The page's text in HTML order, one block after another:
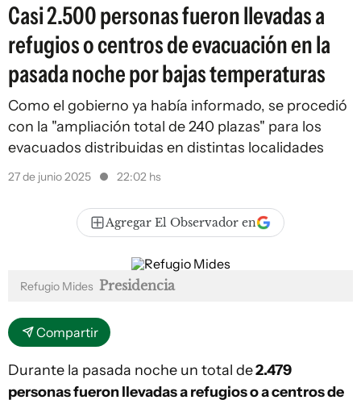
Casi 2.500 personas fueron llevadas a
refugios o centros de evacuación en la
pasada noche por bajas temperaturas
Como el gobierno ya había informado, se procedió
con la "ampliación total de 240 plazas" para los
evacuados distribuidas en distintas localidades
27 de junio 2025 22:02 hs
Agregar El Observador en
Refugio Mides Presidencia
Compartir
Durante la pasada noche un total de2.479
personas fueron llevadas a refugios o a centros de